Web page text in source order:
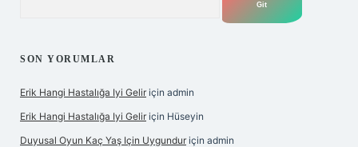
SON YORUMLAR
Erik Hangi Hastalığa Iyi Gelir için admin
Erik Hangi Hastalığa Iyi Gelir için Hüseyin
Duyusal Oyun Kaç Yaş Için Uygundur için admin